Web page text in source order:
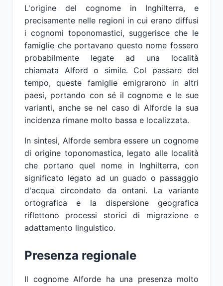
L'origine del cognome in Inghilterra, e
precisamente nelle regioni in cui erano diffusi
i cognomi toponomastici, suggerisce che le
famiglie che portavano questo nome fossero
probabilmente legate ad una località
chiamata Alford o simile. Col passare del
tempo, queste famiglie emigrarono in altri
paesi, portando con sé il cognome e le sue
varianti, anche se nel caso di Alforde la sua
incidenza rimane molto bassa e localizzata.
In sintesi, Alforde sembra essere un cognome
di origine toponomastica, legato alle località
che portano quel nome in Inghilterra, con
significato legato ad un guado o passaggio
d'acqua circondato da ontani. La variante
ortografica e la dispersione geografica
riflettono processi storici di migrazione e
adattamento linguistico.
Presenza regionale
Il cognome Alforde ha una presenza molto